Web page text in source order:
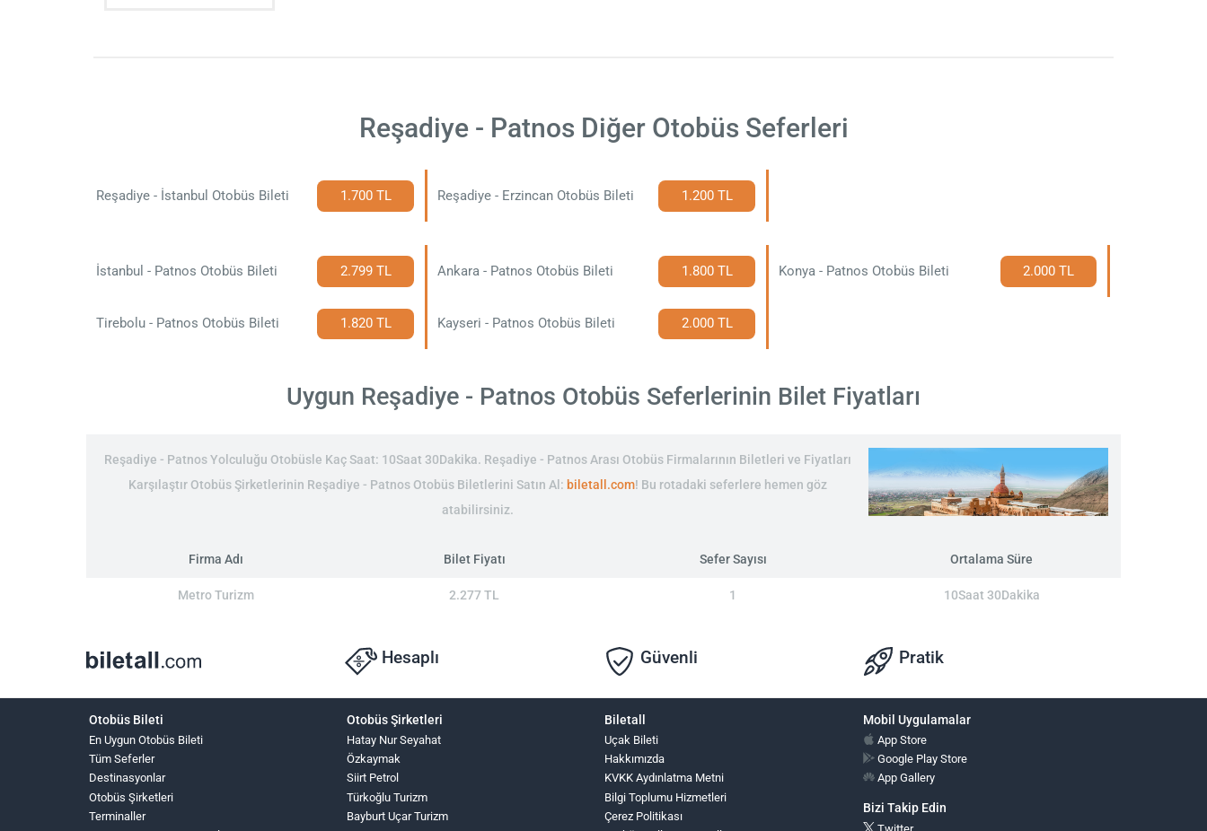
Reşadiye - Patnos Diğer Otobüs Seferleri
Reşadiye - İstanbul Otobüs Bileti 1.700 TL Reşadiye - Erzincan Otobüs Bileti 1.200 TL
İstanbul - Patnos Otobüs Bileti 2.799 TL Ankara - Patnos Otobüs Bileti 1.800 TL Konya - Patnos Otobüs Bileti 2.000 TL
Tirebolu - Patnos Otobüs Bileti 1.820 TL Kayseri - Patnos Otobüs Bileti 2.000 TL
Uygun Reşadiye - Patnos Otobüs Seferlerinin Bilet Fiyatları
Reşadiye - Patnos Yolculuğu Otobüsle Kaç Saat: 10Saat 30Dakika. Reşadiye - Patnos Arası Otobüs Firmalarının Biletleri ve Fiyatları
Karşılaştır Otobüs Şirketlerinin Reşadiye - Patnos Otobüs Biletlerini Satın Al: biletall.com! Bu rotadaki seferlere hemen göz
atabilirsiniz.
Firma Adı Bilet Fiyatı Sefer Sayısı Ortalama Süre
Metro Turizm 2.277 TL 1 10Saat 30Dakika
Hesaplı Güvenli Pratik
Otobüs Bileti
En Uygun Otobüs Bileti
Tüm Seferler
Destinasyonlar
Otobüs Şirketleri
Terminaller
Otobüs Şirketleri
Hatay Nur Seyahat
Özkaymak
Siirt Petrol
Türkoğlu Turizm
Bayburt Uçar Turizm
Biletall
Uçak Bileti
Hakkımızda
KVKK Aydınlatma Metni
Bilgi Toplumu Hizmetleri
Çerez Politikası
Mobil Uygulamalar
App Store
Google Play Store
App Gallery
Bizi Takip Edin